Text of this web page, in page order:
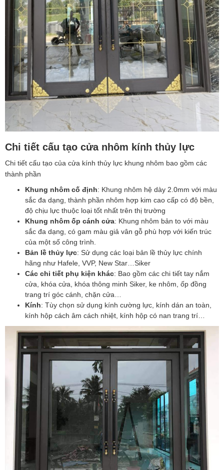
Chi tiết cấu tạo cửa nhôm kính thủy lực
Chi tiết cấu tạo của cửa kính thủy lực khung nhôm bao gồm các
thành phần
Khung nhôm cố định: Khung nhôm hệ dày 2.0mm với màu
sắc đa dạng, thành phần nhôm hợp kim cao cấp có độ bền,
độ chịu lực thuộc loại tốt nhất trên thị trường
Khung nhôm ốp cánh cửa: Khung nhôm bản to với màu
sắc đa dạng, có gam màu giả vân gỗ phù hợp với kiến trúc
của một số công trình.
Bản lề thủy lực: Sử dụng các loại bản lề thủy lực chính
hãng như Hafele, VVP, New Star…Siker
Các chi tiết phụ kiện khác: Bao gồm các chi tiết tay nắm
cửa, khóa cửa, khóa thông minh Siker, ke nhôm, ốp đồng
trang trí góc cánh, chặn cửa…
Kính: Tùy chọn sử dụng kính cường lực, kính dán an toàn,
kính hộp cách âm cách nhiệt, kính hộp có nan trang trí…